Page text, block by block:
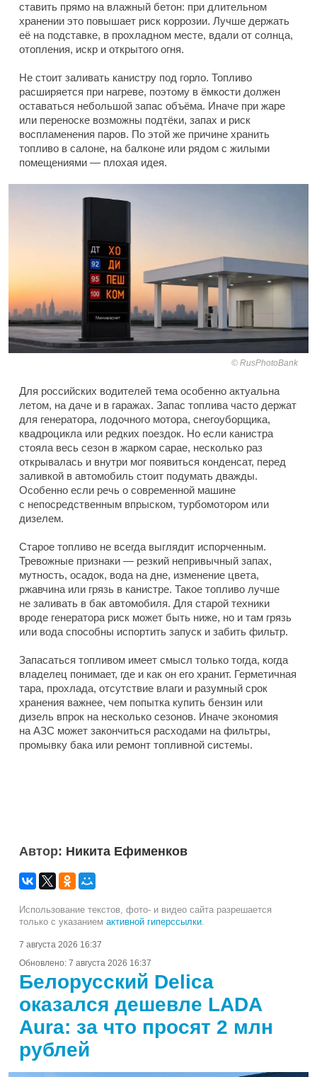
ставить прямо на влажный бетон: при длительном
хранении это повышает риск коррозии. Лучше держать
её на подставке, в прохладном месте, вдали от солнца,
отопления, искр и открытого огня.
Не стоит заливать канистру под горло. Топливо
расширяется при нагреве, поэтому в ёмкости должен
оставаться небольшой запас объёма. Иначе при жаре
или переноске возможны подтёки, запах и риск
воспламенения паров. По этой же причине хранить
топливо в салоне, на балконе или рядом с жилыми
помещениями — плохая идея.
RusPhotoBank
Для российских водителей тема особенно актуальна
летом, на даче и в гаражах. Запас топлива часто держат
для генератора, лодочного мотора, снегоуборщика,
квадроцикла или редких поездок. Но если канистра
стояла весь сезон в жарком сарае, несколько раз
открывалась и внутри мог появиться конденсат, перед
заливкой в автомобиль стоит подумать дважды.
Особенно если речь о современной машине
с непосредственным впрыском, турбомотором или
дизелем.
Старое топливо не всегда выглядит испорченным.
Тревожные признаки — резкий непривычный запах,
мутность, осадок, вода на дне, изменение цвета,
ржавчина или грязь в канистре. Такое топливо лучше
не заливать в бак автомобиля. Для старой техники
вроде генератора риск может быть ниже, но и там грязь
или вода способны испортить запуск и забить фильтр.
Запасаться топливом имеет смысл только тогда, когда
владелец понимает, где и как он его хранит. Герметичная
тара, прохлада, отсутствие влаги и разумный срок
хранения важнее, чем попытка купить бензин или
дизель впрок на несколько сезонов. Иначе экономия
на АЗС может закончиться расходами на фильтры,
промывку бака или ремонт топливной системы.
Автор: Никита Ефименков
Использование текстов, фото- и видео сайта разрешается
только с указанием активной гиперссылки
7 августа 2026 16:37
Обновлено: 7 августа 2026 16:37
Белорусский Delica
оказался дешевле LADA
Aura: за что просят 2 млн
рублей